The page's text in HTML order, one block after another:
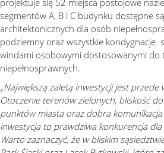
projektuje się 52 miejsca postojowe
segmentów A, B i C budynku dostępne
architektonicznych dla osób
podziemny oraz wszystkie kondygnacje
windami osobowymi dostosowanymi
niepełnosprawnych.
„Największą zaletą inwestycji jest przede
Otoczenie terenów zielonych, bliskość
punktów miasta oraz dobra komunikacja
inwestycja to prawdziwa konkurencja
Warto zaznaczyć, że w bliskim